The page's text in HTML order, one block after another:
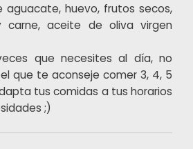
aguacate, huevo, frutos secos,
carne, aceite de oliva virgen
que necesites al día, no
que te aconseje comer 3, 4, 5
tus comidas a tus horarios
;)